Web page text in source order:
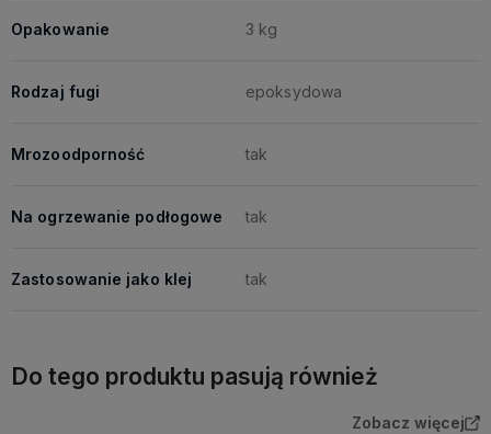
Opakowanie 3 kg
Rodzaj fugi epoksydowa
Mrozoodporność tak
Na ogrzewanie podłogowe tak
Zastosowanie jako klej tak
Do tego produktu pasują również
Zobacz więcej